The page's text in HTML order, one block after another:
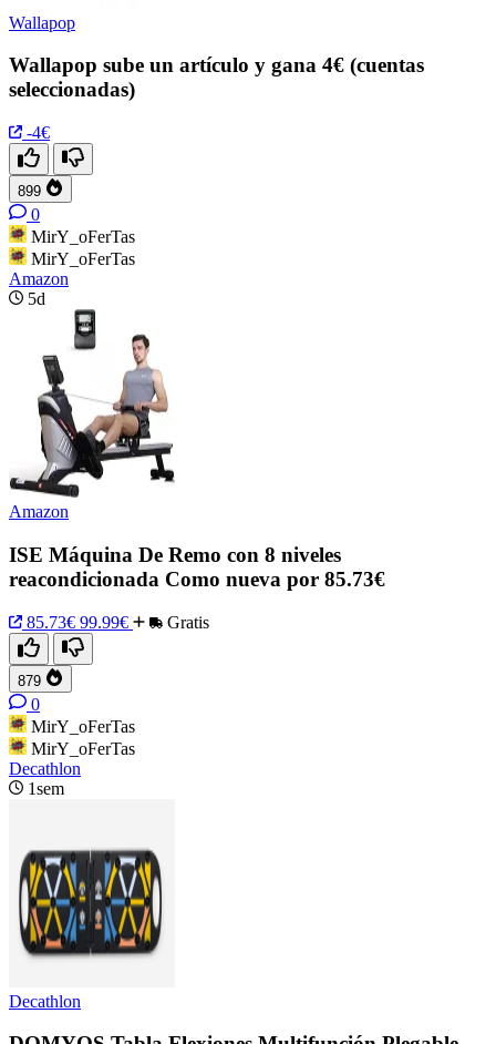
Wallapop
Wallapop sube un artículo y gana 4€ (cuentas
seleccionadas)
-4€
899
0
MirY_oFerTas
MirY_oFerTas
Amazon
5d
Amazon
ISE Máquina De Remo con 8 niveles
reacondicionada Como nueva por 85.73€
85.73€ 99.99€ Gratis
879
0
MirY_oFerTas
MirY_oFerTas
Decathlon
1sem
Decathlon